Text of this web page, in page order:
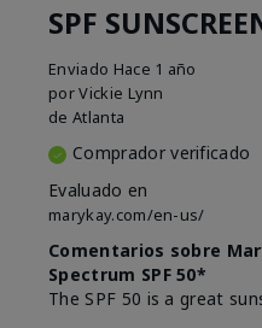
SPF
Enviado Hace 1 año
porVickie Lynn
de Atlanta
Comprador verificado
Evaluado en
marykay.com/en-us/
Comentarios sobre
Spectrum SPF 50*
The SPF 50 is a great